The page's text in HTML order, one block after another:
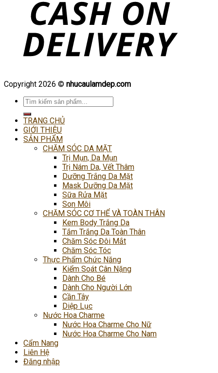
Copyright 2026 © nhucaulamdep.com
Tìm
kiếm:
TRANG CHỦ
GIỚI THIỆU
SẢN PHẨM
CHĂM SÓC DA MẶT
Trị Mụn, Da Mụn
Trị Nám Da, Vết Thâm
Dưỡng Trắng Da Mặt
Mask Dưỡng Da Mặt
Sữa Rửa Mặt
Son Môi
CHĂM SÓC CƠ THỂ VÀ TOÀN THÂN
Kem Body Trắng Da
Tắm Trắng Da Toàn Thân
Chăm Sóc Đôi Mắt
Chăm Sóc Tóc
Thực Phẩm Chức Năng
Kiểm Soát Cân Nặng
Dành Cho Bé
Dành Cho Người Lớn
Cần Tây
Diệp Lục
Nước Hoa Charme
Nước Hoa Charme Cho Nữ
Nước Hoa Charme Cho Nam
Cẩm Nang
Liên Hệ
Đăng nhập